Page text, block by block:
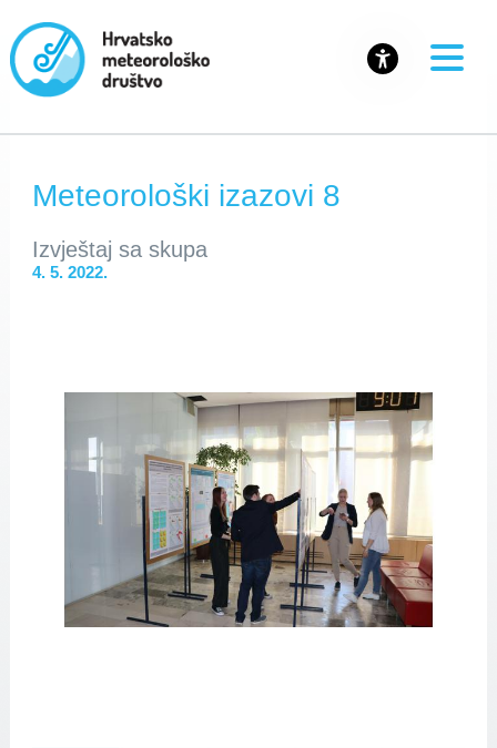
Meteorološki izazovi 8
Izvještaj sa skupa
4. 5. 2022.